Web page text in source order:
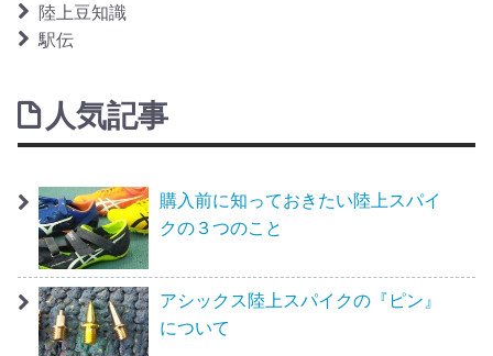
陸上豆知識
駅伝
人気記事
購入前に知っておきたい陸上スパイ
クの３つのこと
アシックス陸上スパイクの『ピン』
について